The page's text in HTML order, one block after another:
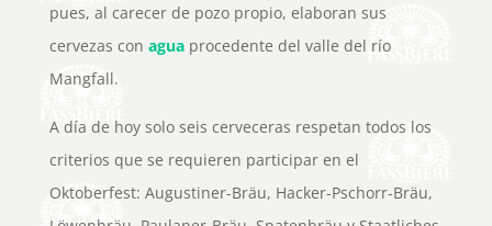
pues, al carecer de pozo propio, elaboran sus
cervezas con aguaprocedente del valle del río
Mangfall.
A día de hoy solo seis cerveceras respetan todos los
criterios que se requieren participar en el
Oktoberfest: Augustiner-Bräu, Hacker-Pschorr-Bräu,